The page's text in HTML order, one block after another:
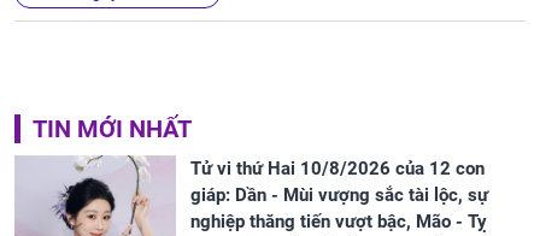
TIN MỚI NHẤT
Tử vi thứ Hai 10/8/2026 của 12 con
giáp: Dần - Mùi vượng sắc tài lộc, sự
nghiệp thăng tiến vượt bậc, Mão - Tỵ